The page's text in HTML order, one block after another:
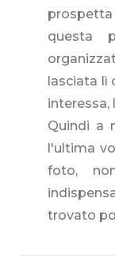
questa
lasciata lì
Quindi a
l'ultima
foto,
trovato